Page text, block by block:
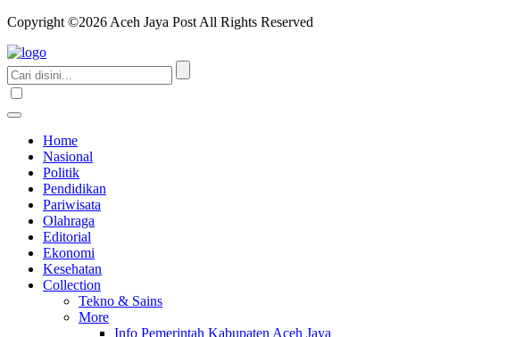
Copyright ©2026 Aceh Jaya Post All Rights Reserved
Home
Nasional
Politik
Pendidikan
Pariwisata
Olahraga
Editorial
Ekonomi
Kesehatan
Collection
Tekno & Sains
More
Info Pemerintah Kabupaten Aceh Jaya